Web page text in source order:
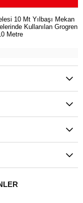
10 Mt Yılbaşı Mekan
Kullanılan Grogren
Metre